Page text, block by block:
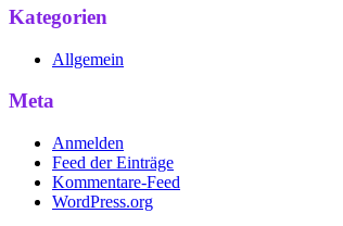
Kategorien
Allgemein
Meta
Anmelden
Feed der Einträge
Kommentare-Feed
WordPress.org